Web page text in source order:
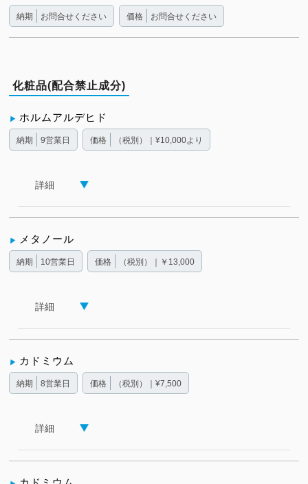
納期 お問合せください 価格 お問合せください
化粧品(配合禁止成分)
ホルムアルデヒド
納期 9営業日 価格 （税別）｜¥10,000より
詳細
メタノール
納期 10営業日 価格 （税別）｜￥13,000
詳細
カドミウム
納期 8営業日 価格 （税別）｜¥7,500
詳細